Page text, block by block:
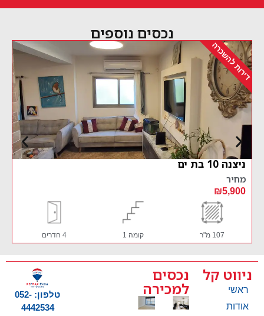
נכסים נוספים
דירות להשכרה
ניצנה 10 בת ים
מחיר
₪5,900
קומה 1
ניווט קל
ראשי
אודות
נכסים
למכירה
טלפון: 052-
4442534